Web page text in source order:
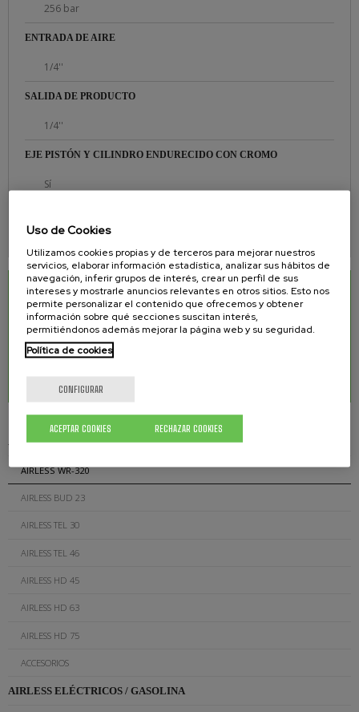
256 bar
ENTRADA DE AIRE
1/4''
SALIDA DE PRODUCTO
1/4''
EJE PISTÓN Y CILINDRO ENDURECIDO CON CROMO
Sí
DESCARGAS RELACIONADAS
Manual de equipo para pintar Airless WR-320
0.99 Mb.
Manual de equipo para pintar Airless Inox WR-
AIRLESS NEUMÁTICA
AIRLESS WR-320
AIRLESS BUD 23
AIRLESS TEL 30
AIRLESS TEL 46
AIRLESS HD 45
AIRLESS HD 63
AIRLESS HD 75
ACCESORIOS
AIRLESS ELÉCTRICOS / GASOLINA
Uso de Cookies
Utilizamos cookies propias y de terceros para mejorar nuestros
servicios, elaborar información estadística, analizar sus hábitos de
navegación, inferir grupos de interés, crear un perfil de sus
intereses y mostrarle anuncios relevantes en otros sitios. Esto nos
permite personalizar el contenido que ofrecemos y obtener
información sobre qué secciones suscitan interés,
permitiéndonos además mejorar la página web y su seguridad.
Política de cookies
CONFIGURAR
RECHAZAR COOKIES
ACEPTAR COOKIES